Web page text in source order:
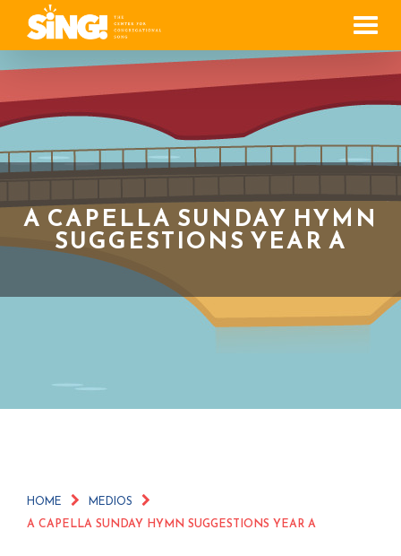
Menu
A CAPELLA SUNDAY HYMN
SUGGESTIONS YEAR A
HOME MEDIOS
A CAPELLA SUNDAY HYMN SUGGESTIONS YEAR A